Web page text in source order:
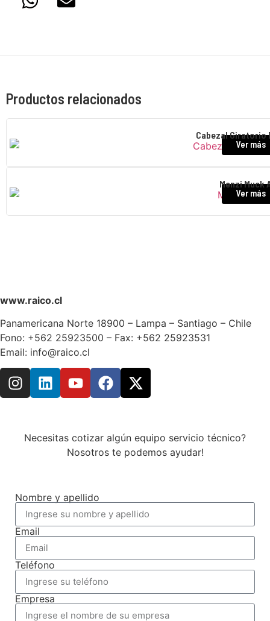
Productos relacionados
Cabezal
Ver más
Menzi Muck
Ver más
www.raico.cl
Panamericana Norte 18900 – Lampa – Santiago – Chile
Fono: +562 25923500 – Fax: +562 25923531
Email: info@raico.cl
Necesitas cotizar algún equipo servicio técnico?
Nosotros te podemos ayudar!
Nombre y apellido
Email
Teléfono
Empresa